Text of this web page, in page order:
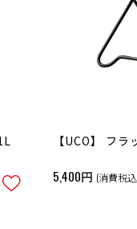
【UCO】 フ
5,400円 (消費税